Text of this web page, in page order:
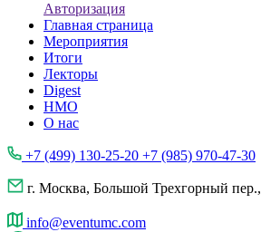
Авторизация
Главная страница
Мероприятия
Итоги
Лекторы
Digest
НМО
О нас
+7 (499) 130-25-20 +7 (985) 970-47-30
г. Москва, Большой Трехгорный пер.,
info@eventumc.com